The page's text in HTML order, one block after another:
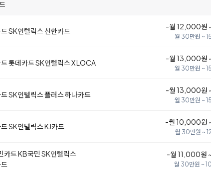
SK인텔릭스 신한카드 -월 12,000원
월 30만원 ~
롯데카드 SK인텔릭스 X LOCA -월 13,000원
월 30만원 ~
SK인텔릭스 플러스 하나카드 -월 13,000원
월 30만원 ~
SK인텔릭스 KJ카드 -월 10,000원
월 30만원 ~
카드 KB국민 SK인텔릭스
-월 11,000원
월 30만원 ~